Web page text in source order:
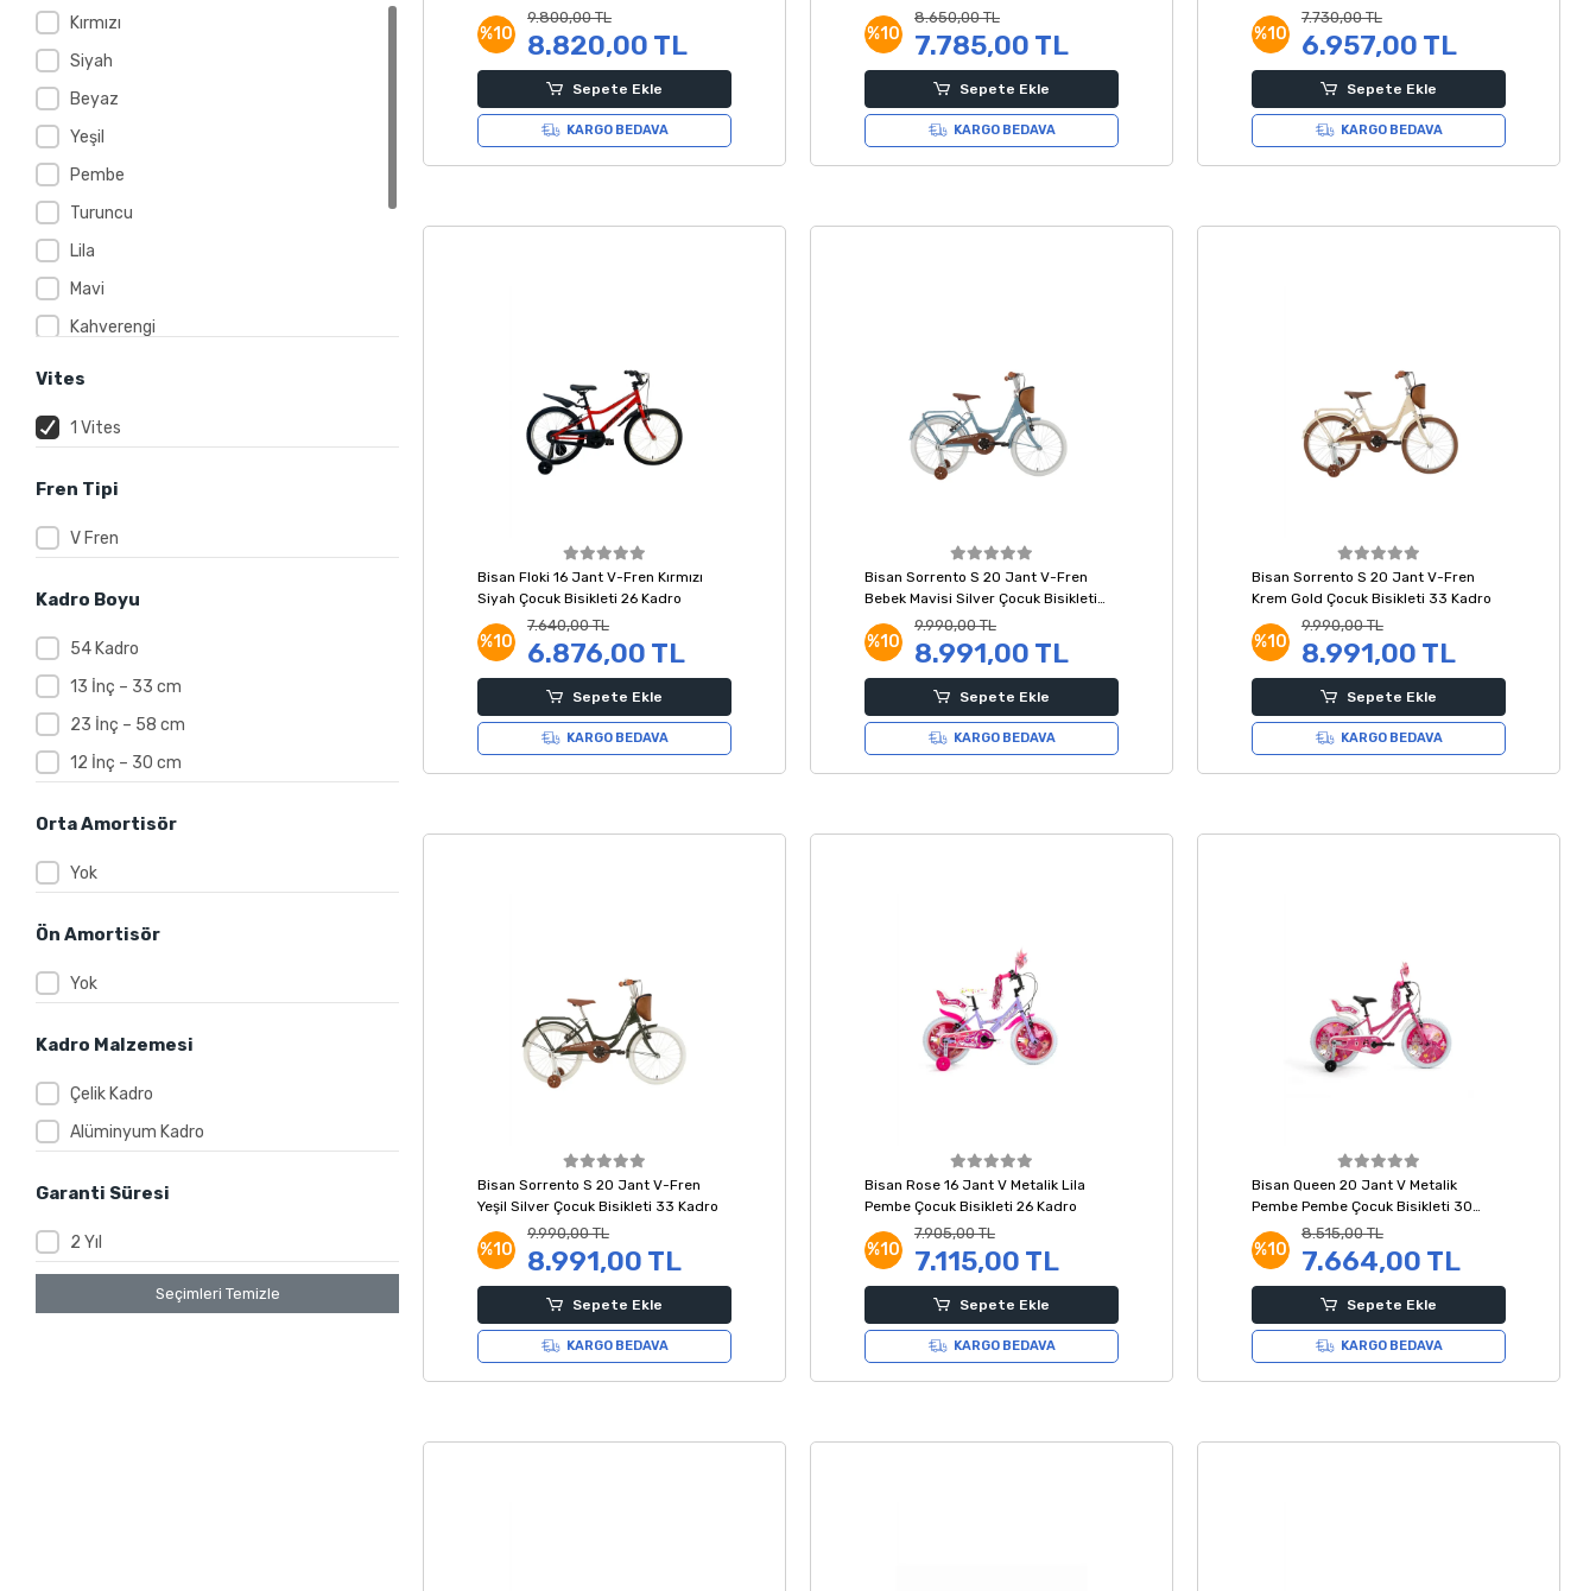
Kırmızı
Siyah
Beyaz
Yeşil
Pembe
Turuncu
Lila
Mavi
Kahverengi
Sarı
Vites
1 Vites
Fren Tipi
V Fren
Kadro Boyu
54 Kadro
13 İnç – 33 cm
23 İnç – 58 cm
12 İnç – 30 cm
Orta Amortisör
Yok
Ön Amortisör
Yok
Kadro Malzemesi
Çelik Kadro
Alüminyum Kadro
Garanti Süresi
2 Yıl
Seçimleri Temizle
%10
9.800,00 TL
8.820,00 TL
Sepete Ekle
KARGO BEDAVA
%10
8.650,00 TL
7.785,00 TL
Sepete Ekle
KARGO BEDAVA
Kadro
%10
7.730,00 TL
6.957,00 TL
Sepete Ekle
KARGO BEDAVA
Bisan Floki 16 Jant V-Fren Kırmızı
Siyah Çocuk Bisikleti 26 Kadro
%10
7.640,00 TL
6.876,00 TL
Sepete Ekle
KARGO BEDAVA
Bisan Sorrento S 20 Jant V-Fren
Bebek Mavisi Silver Çocuk Bisikleti
33 Kadro
%10
9.990,00 TL
8.991,00 TL
Sepete Ekle
KARGO BEDAVA
Bisan Sorrento S 20 Jant V-Fren
Krem Gold Çocuk Bisikleti 33 Kadro
%10
9.990,00 TL
8.991,00 TL
Sepete Ekle
KARGO BEDAVA
Bisan Sorrento S 20 Jant V-Fren
Yeşil Silver Çocuk Bisikleti 33 Kadro
%10
9.990,00 TL
8.991,00 TL
Sepete Ekle
KARGO BEDAVA
Bisan Rose 16 Jant V Metalik Lila
Pembe Çocuk Bisikleti 26 Kadro
%10
7.905,00 TL
7.115,00 TL
Sepete Ekle
KARGO BEDAVA
Bisan Queen 20 Jant V Metalik
Pembe Pembe Çocuk Bisikleti 30
%10
8.515,00 TL
7.664,00 TL
Sepete Ekle
KARGO BEDAVA